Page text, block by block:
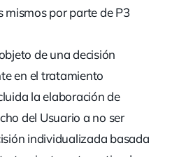
por parte de P3
de una decisión
en el tratamiento
la elaboración de
del Usuario a no ser
individualizada basada